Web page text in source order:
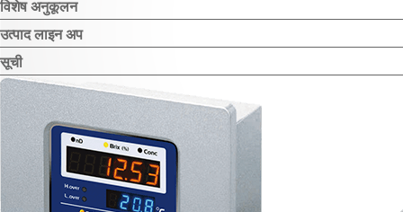
विशेष अनुकूलन
उत्पाद लाइन अप
सूची